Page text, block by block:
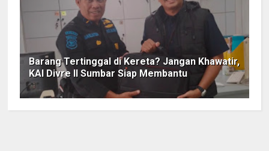
Barang Tertinggal di Kereta? Jangan Khawatir,
KAI Divre II Sumbar Siap Membantu